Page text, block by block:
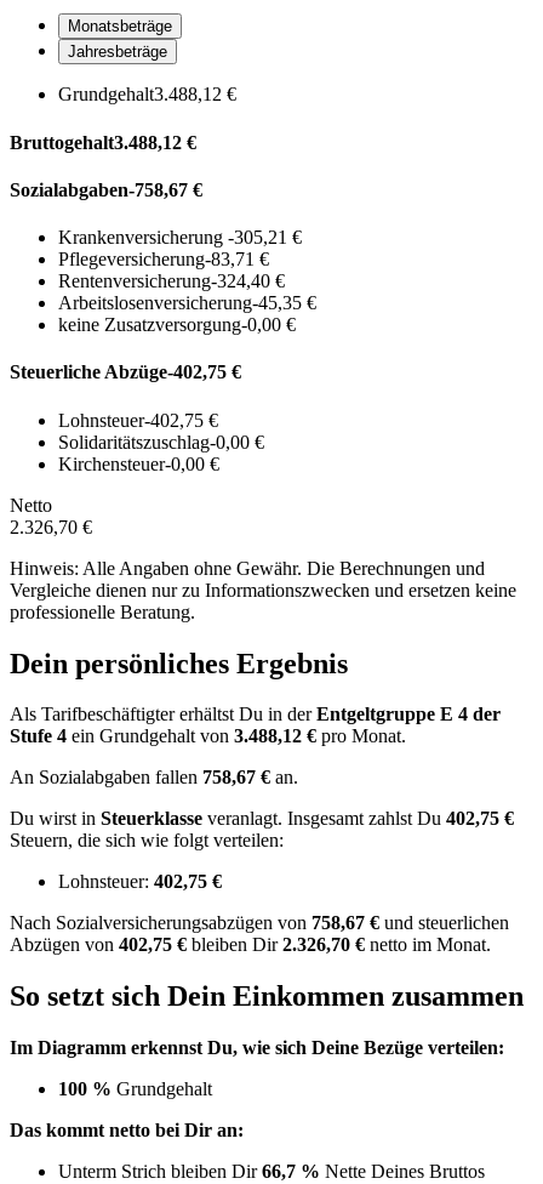
Monatsbeträge
Jahresbeträge
Grundgehalt3.488,12 €
Bruttogehalt3.488,12 €
Sozialabgaben-758,67 €
Krankenversicherung -305,21 €
Pflegeversicherung-83,71 €
Rentenversicherung-324,40 €
Arbeitslosenversicherung-45,35 €
keine Zusatzversorgung-0,00 €
Steuerliche Abzüge-402,75 €
Lohnsteuer-402,75 €
Solidaritätszuschlag-0,00 €
Kirchensteuer-0,00 €
Netto
2.326,70 €
Hinweis: Alle Angaben ohne Gewähr. Die Berechnungen und
Vergleiche dienen nur zu Informationszwecken und ersetzen keine
professionelle Beratung.
Dein persönliches Ergebnis
Als Tarifbeschäftigter erhältst Du in derEntgeltgruppe E 4 der
Stufe 4 ein Grundgehalt von 3.488,12 € pro Monat.
An Sozialabgaben fallen 758,67 € an.
Du wirst in Steuerklasse veranlagt. Insgesamt zahlst Du 402,75 €
Steuern, die sich wie folgt verteilen:
Lohnsteuer: 402,75 €
Nach Sozialversicherungsabzügen von 758,67 € und steuerlichen
Abzügen von 402,75 € bleiben Dir2.326,70 € netto im Monat.
So setzt sich Dein Einkommen zusammen
Im Diagramm erkennst Du, wie sich Deine Bezüge verteilen:
100 % Grundgehalt
Das kommt netto bei Dir an:
Unterm Strich bleiben Dir66,7 % Nette Deines Bruttos